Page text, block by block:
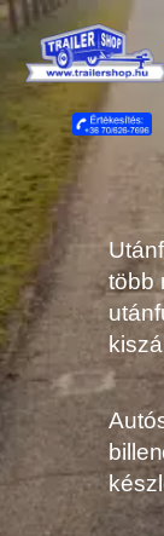
Ugrás
tartalomhoz
több